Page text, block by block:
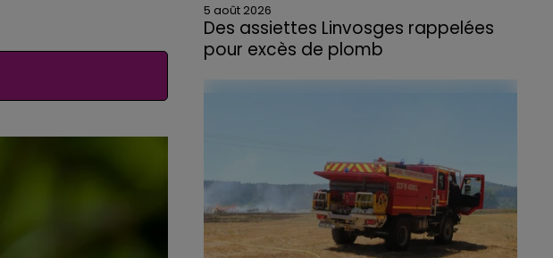
5 août 2026
Des assiettes Linvosges rappelées
pour excès de plomb